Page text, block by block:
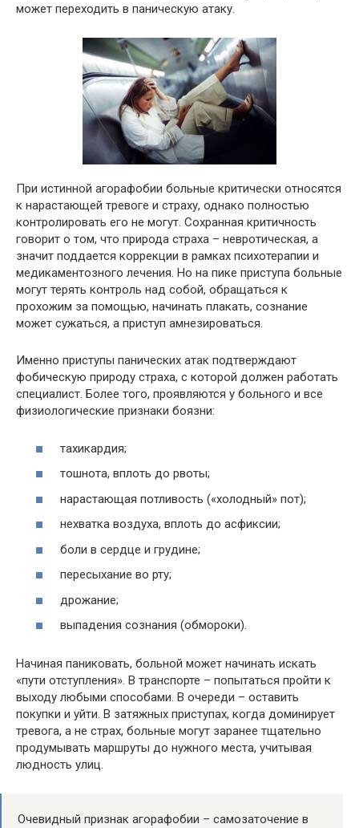
может переходить в паническую атаку.
При истинной агорафобии больные критически относятся
к нарастающей тревоге и страху, однако полностью
контролировать его не могут. Сохранная критичность
говорит о том, что природа страха – невротическая, а
значит поддается коррекции в рамках психотерапии и
медикаментозного лечения. Но на пике приступа больные
могут терять контроль над собой, обращаться к
прохожим за помощью, начинать плакать, сознание
может сужаться, а приступ амнезироваться.
Именно приступы панических атак подтверждают
фобическую природу страха, с которой должен работать
специалист. Более того, проявляются у больного и все
физиологические признаки боязни:
тахикардия;
тошнота, вплоть до рвоты;
нарастающая потливость («холодный» пот);
нехватка воздуха, вплоть до асфиксии;
боли в сердце и грудине;
пересыхание во рту;
дрожание;
выпадения сознания (обмороки).
Начиная паниковать, больной может начинать искать
«пути отступления». В транспорте – попытаться пройти к
выходу любыми способами. В очереди – оставить
покупки и уйти. В затяжных приступах, когда доминирует
тревога, а не страх, больные могут заранее тщательно
продумывать маршруты до нужного места, учитывая
людность улиц.
Очевидный признак агорафобии – самозаточение в